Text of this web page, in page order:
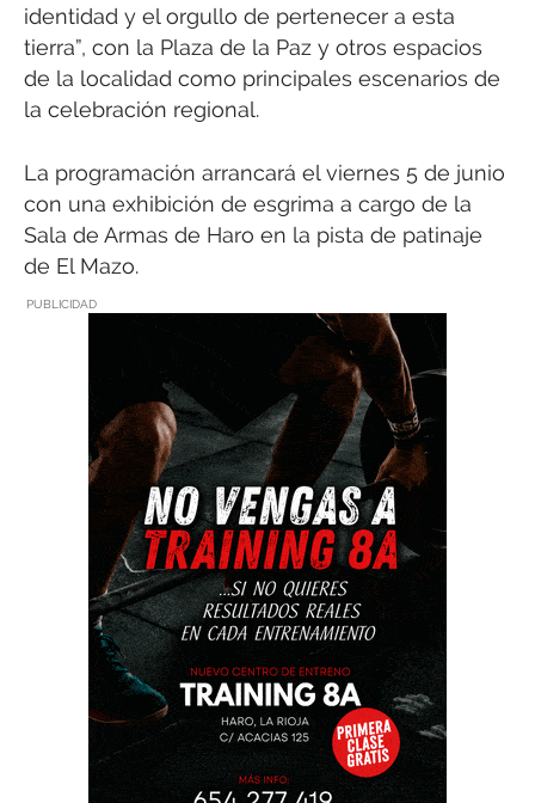
identidad y el orgullo de pertenecer a esta
tierra”, con la Plaza de la Paz y otros espacios
de la localidad como principales escenarios de
la celebración regional.
La programación arrancará el viernes 5 de junio
con una exhibición de esgrima a cargo de la
Sala de Armas de Haro en la pista de patinaje
de El Mazo.
PUBLICIDAD